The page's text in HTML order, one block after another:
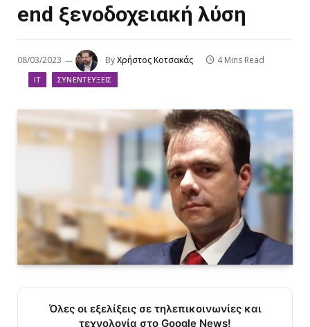
end ξενοδοχειακή λύση
08/03/2023 ByΧρήστος Κοτσακάς 4 Mins Read
IT ΣΥΝΕΝΤΕΎΞΕΙΣ
Όλες οι εξελίξεις σε τηλεπικοινωνίες και
τεχνολογία στο Google News!